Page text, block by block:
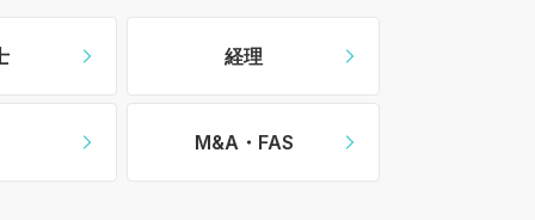
経理
M&A・FAS